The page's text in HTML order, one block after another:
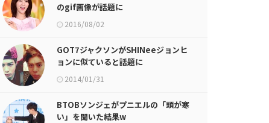
のgif画像が話題に
2016/08/02
GOT7ジャクソンがSHINeeジョンヒ
ョンに似ていると話題に
2014/01/31
BTOBソンジェがプニエルの「頭が寒
い」を聞いた結果w